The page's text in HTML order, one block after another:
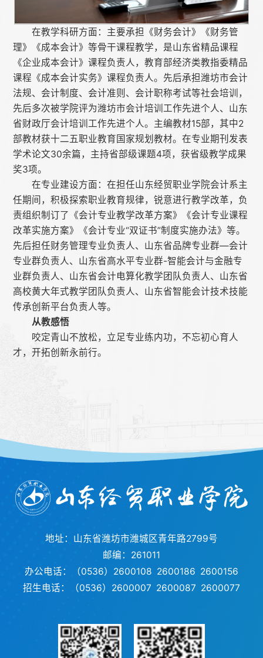
在教学科研方面：主要承担《财务会计》《财务管
理》《成本会计》等骨干课程教学，是山东省精品课程
《企业成本会计》课程负责人，教育部经济类教指委精品
课程《成本会计实务》课程负责人。先后承担潍坊市会计
法规、会计制度、会计准则、会计职称考试等社会培训，
先后多次被学院评为潍坊市会计培训工作先进个人、山东
省财政厅会计培训工作先进个人。主编教材15部，其中2
部教材获十二五职业教育国家规划教材。在专业期刊发表
学术论文30余篇，主持省部级课题4项，获省级教学成果
奖3项。
在专业建设方面：在担任山东经贸职业学院会计系主
任期间，积极探索职业教育规律，锐意进行教学改革，负
责组织制订了《会计专业教学改革方案》《会计专业课程
改革实施方案》《会计专业“双证书”制度实施办法》等。
先后担任财务管理专业负责人、山东省品牌专业群—会计
专业群负责人、山东省高水平专业群-智能会计与金融专
业群负责人、山东省会计电算化教学团队负责人、山东省
高校黄大年式教学团队负责人、山东省智能会计技术技能
传承创新平台负责人等。
从教感悟
咬定青山不放松，立足专业练内功，不忘初心育人
才，开拓创新永前行。
地址：山东省潍坊市潍城区青年路2799号
邮编：261011
办公电话：（0536）2600108 2600186 2600156
招生电话：（0536）2600007 2600087 2600077